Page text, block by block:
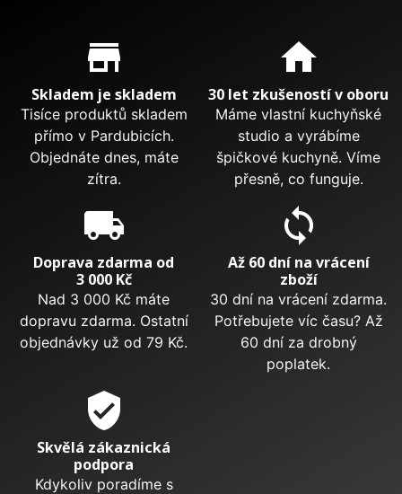
Proč nakupovat u nás?
store_mall_directory
Skladem je skladem
Tisíce produktů skladem
přímo v Pardubicích.
Objednáte dnes, máte
zítra.
home
30 let zkušeností v oboru
Máme vlastní kuchyňské
studio a vyrábíme
špičkové kuchyně. Víme
přesně, co funguje.
local_shipping
Doprava zdarma od
3 000 Kč
Nad 3 000 Kč máte
dopravu zdarma. Ostatní
objednávky už od 79 Kč.
sync
Až 60 dní na vrácení
zboží
30 dní na vrácení zdarma.
Potřebujete víc času? Až
60 dní za drobný
poplatek.
verified_user
Skvělá zákaznická
podpora
Kdykoliv poradíme s